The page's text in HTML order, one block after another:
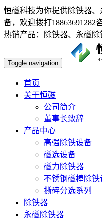
恒磁科技为你提供除铁器
备，欢迎拨打18863691282
热销产品：除铁器、永磁
Toggle navigation
首页
关于恒磁
公司简介
董事长致辞
产品中心
高强除铁设备
磁选设备
磁力除铁器
不锈钢磁棒除铁
撕碎分选系列
除铁器
永磁除铁器